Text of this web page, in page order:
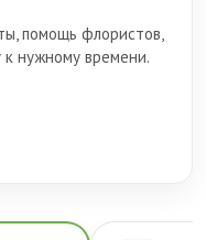
помощь флористов,
нужному времени.